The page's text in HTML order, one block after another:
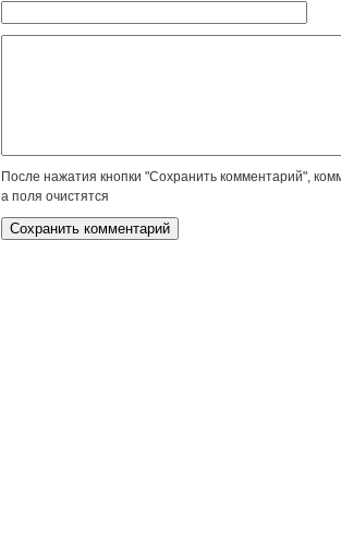
После нажатия кнопки "Сохранить комментарий",
а поля очистятся